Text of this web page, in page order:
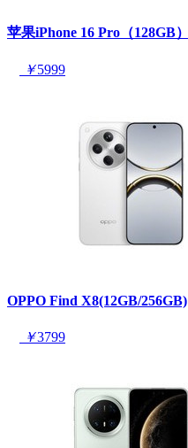
苹果iPhone 16 Pro（128GB）
￥5999
OPPO Find X8(12GB/256GB)
￥3799